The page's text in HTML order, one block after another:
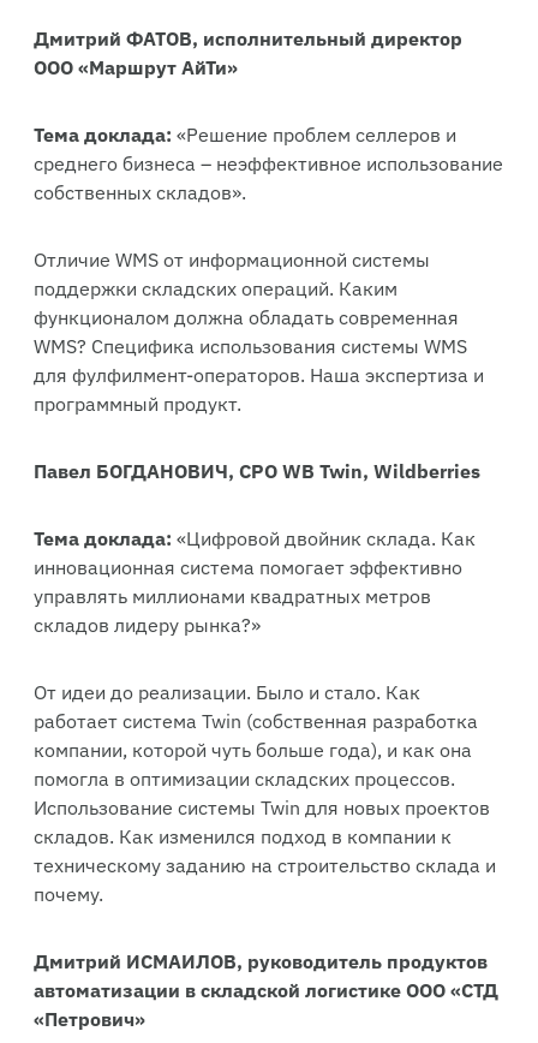
Дмитрий ФАТОВ, исполнительный директор
ООО «Маршрут АйТи»
Тема доклада: «Решение проблем селлеров и
среднего бизнеса – неэффективное использование
собственных складов».
Отличие WMS от информационной системы
поддержки складских операций. ⁠Каким
функционалом должна обладать современная
WMS? Специфика использования системы WMS
для фулфилмент-операторов. Наша экспертиза и
программный продукт.
Павел БОГДАНОВИЧ, CPO WB Twin, Wildberries
Тема доклада: «Цифровой двойник склада. Как
инновационная система помогает эффективно
управлять миллионами квадратных метров
складов лидеру рынка?»
От идеи до реализации. Было и стало. Как
работает система Twin (собственная разработка
компании, которой чуть больше года), и как она
помогла в оптимизации складских процессов.
Использование системы Twin для новых проектов
складов. Как изменился подход в компании к
техническому заданию на строительство склада и
почему.
Дмитрий ИСМАИЛОВ, руководитель продуктов
автоматизации в складской логистике ООО «СТД
«Петрович»